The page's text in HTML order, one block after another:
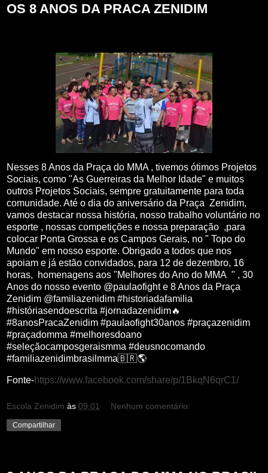
OS 8 ANOS DA PRACA ZENIDIM
Nesses 8 Anos da Praça do MMA , tivemos ótimos Projetos
Sociais, como "As Guerreiras da Melhor Idade" e muitos
outros Projetos Sociais, sempre gratuitamente para toda
comunidade. Até o dia do aniversário da Praça Zenidim,
vamos destacar nossa história, nosso trabalho voluntário no
esporte , nossas competições e nossa preparação ,para
colocar Ponta Grossa e os Campos Gerais, no " Topo do
Mundo" em nosso esporte. Obrigado a todos que nos
apoiam e já estão convidados, para 12 de dezembro, 16
horas, homenagens aos "Melhores do Ano do MMA " , 30
Anos do nosso evento @paulaofight e 8 Anos da Praça
Zenidim @familiazenidim #historiadafamilia
#históriasendoescrita #jornadazenidim🔥
#8anosPracaZenidim #paulaofight30anos #praçazenidim
#praçadomma #melhoresdoano
#seleçãocamposgeraismma #deusnocomando
#familiazenidimbrasilmma🇧🇷🌎
Fonte-https://www.facebook.com/share/p/1BkqN6qrC1/
Escola Zenidim às 09:01 Nenhum comentário:
Compartilhar